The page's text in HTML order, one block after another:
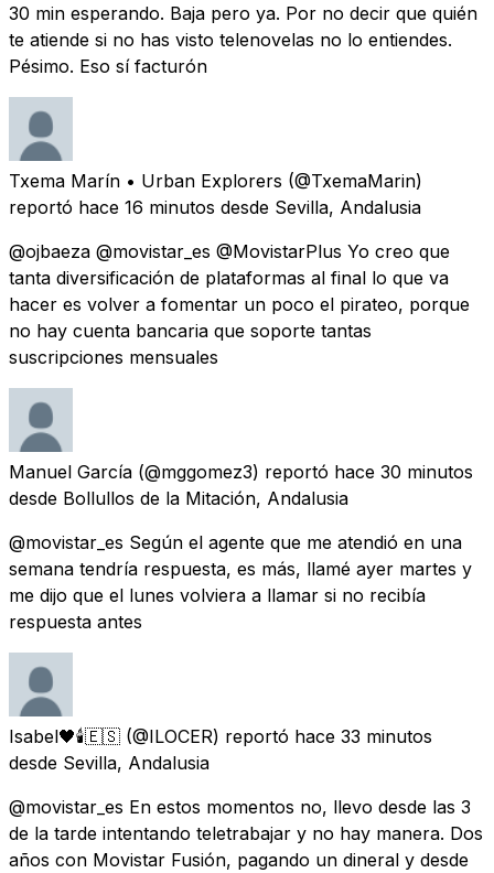
30 min esperando. Baja pero ya. Por no decir que quién
te atiende si no has visto telenovelas no lo entiendes.
Pésimo. Eso sí facturón
Txema Marín • Urban Explorers (@TxemaMarin)
reportó hace 16 minutos desde Sevilla, Andalusia
@ojbaeza @movistar_es @MovistarPlus Yo creo que
tanta diversificación de plataformas al final lo que va
hacer es volver a fomentar un poco el pirateo, porque
no hay cuenta bancaria que soporte tantas
suscripciones mensuales
Manuel García (@mggomez3) reportó hace 30 minutos
desde Bollullos de la Mitación, Andalusia
@movistar_es Según el agente que me atendió en una
semana tendría respuesta, es más, llamé ayer martes y
me dijo que el lunes volviera a llamar si no recibía
respuesta antes
Isabel🖤🕯🇪🇸 (@ILOCER) reportó hace 33 minutos
desde Sevilla, Andalusia
@movistar_es En estos momentos no, llevo desde las 3
de la tarde intentando teletrabajar y no hay manera. Dos
años con Movistar Fusión, pagando un dineral y desde